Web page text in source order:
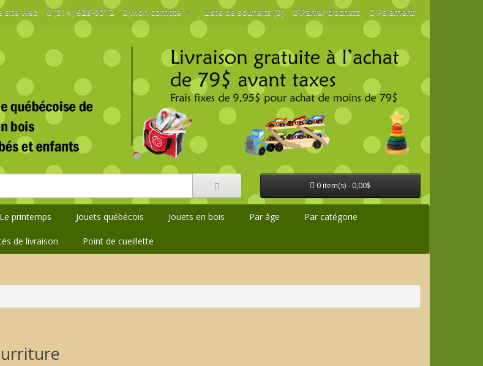
site web (514) 928-6012 Mon compte Liste de souhaits (0) Panier d'achats Paiement
0 item(s) - 0,00$
Le printemps Jouets québécois Jouets en bois Par âge Par catégorie
de livraison Point de cueillette